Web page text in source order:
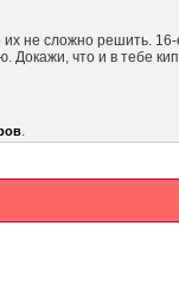
не сложно решить.
Докажи, что и в тебе
.